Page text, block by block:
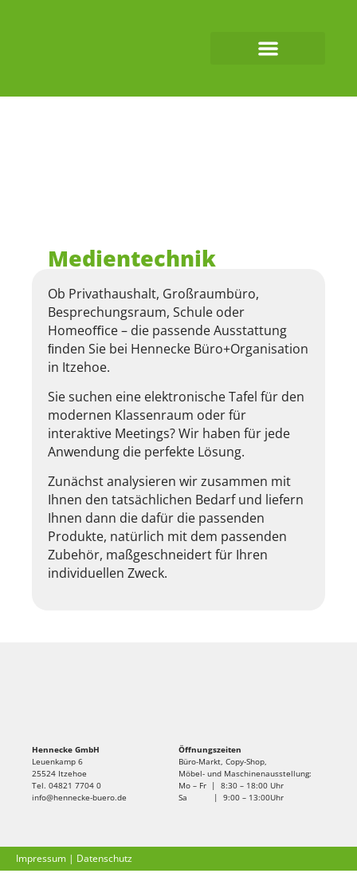
Medientechnik
Ob Privathaushalt, Großraumbüro,
Besprechungsraum, Schule oder
Homeoﬃce – die passende Ausstattung
ﬁnden Sie bei Hennecke Büro+Organisation
in Itzehoe.
Sie suchen eine elektronische Tafel für den
modernen Klassenraum oder für
interaktive Meetings? Wir haben für jede
Anwendung die perfekte Lösung.
Zunächst analysieren wir zusammen mit
Ihnen den tatsächlichen Bedarf und liefern
Ihnen dann die dafür die passenden
Produkte, natürlich mit dem passenden
Zubehör, maßgeschneidert für Ihren
individuellen Zweck.
Hennecke GmbH
Leuenkamp 6
25524 Itzehoe
Tel. 04821 7704 0
info@hennecke-buero.de
Öffnungszeiten
Büro-Markt, Copy-Shop,
Möbel- und Maschinenausstellung:
Mo – Fr | 8:30 – 18:00 Uhr
Sa | 9:00 – 13:00Uhr
Impressum | Datenschutz